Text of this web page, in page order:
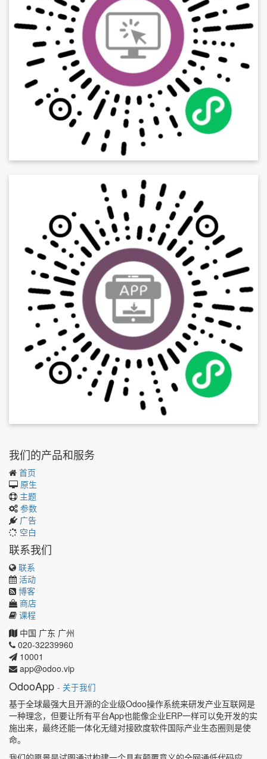
我们的产品和服务
首页
原生
主题
参数
广告
空白
联系我们
联系
活动
博客
商店
课程
中国 广东 广州
020-32239960
10001
app@odoo.vip
OdooApp - 关于我们
基于全球最强大且开源的企业级Odoo操作系统来研发产业互联网是
一种理念，但要让所有平台App也能像企业ERP一样可以免开发的实
施出来，最终还能一体化无缝对接欧度软件国际产业生态圈则是使
命。